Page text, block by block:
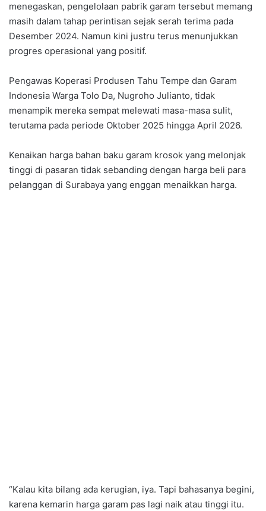
menegaskan, pengelolaan pabrik garam tersebut memang
masih dalam tahap perintisan sejak serah terima pada
Desember 2024. Namun kini justru terus menunjukkan
progres operasional yang positif.
Pengawas Koperasi Produsen Tahu Tempe dan Garam
Indonesia Warga Tolo Da, Nugroho Julianto, tidak
menampik mereka sempat melewati masa-masa sulit,
terutama pada periode Oktober 2025 hingga April 2026.
Kenaikan harga bahan baku garam krosok yang melonjak
tinggi di pasaran tidak sebanding dengan harga beli para
pelanggan di Surabaya yang enggan menaikkan harga.
“Kalau kita bilang ada kerugian, iya. Tapi bahasanya begini,
karena kemarin harga garam pas lagi naik atau tinggi itu.